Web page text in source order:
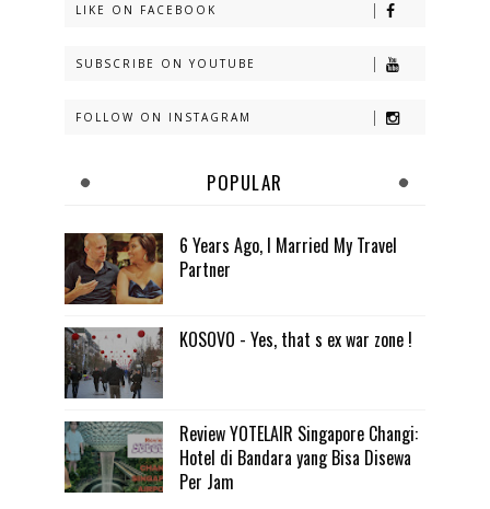
LIKE ON FACEBOOK
SUBSCRIBE ON YOUTUBE
FOLLOW ON INSTAGRAM
POPULAR
6 Years Ago, I Married My Travel
Partner
KOSOVO - Yes, that s ex war zone !
Review YOTELAIR Singapore Changi:
Hotel di Bandara yang Bisa Disewa
Per Jam